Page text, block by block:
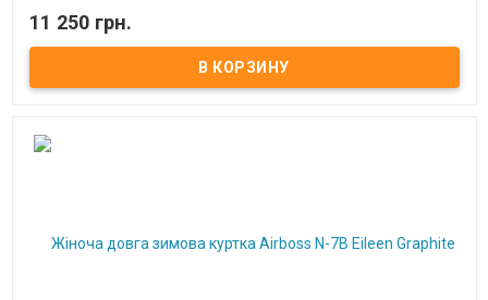
В наличии
11 250 грн.